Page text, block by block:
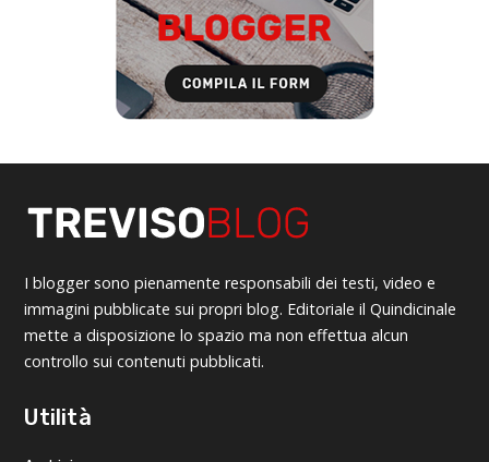
I blogger sono pienamente responsabili dei testi, video e
immagini pubblicate sui propri blog. Editoriale il Quindicinale
mette a disposizione lo spazio ma non effettua alcun
controllo sui contenuti pubblicati.
Utilità